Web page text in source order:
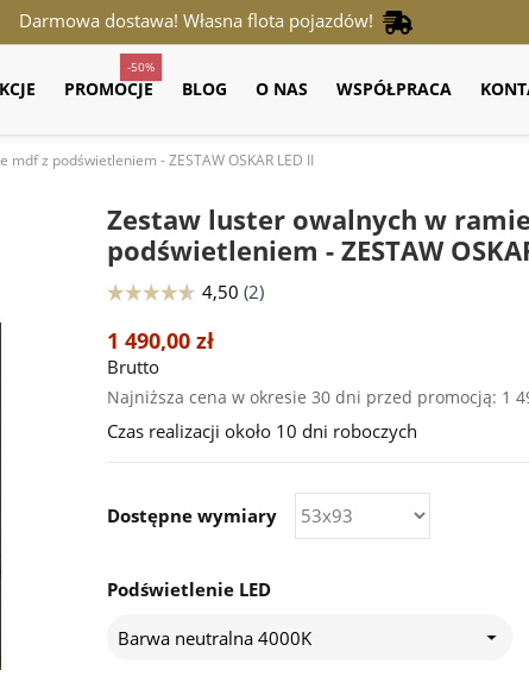
Darmowa dostawa! Własna flota pojazdów!
PROMOCJE
-50%
BLOG O NAS WSPÓŁPRACA
z podświetleniem - ZESTAW OSKAR LED II
Zestaw luster owalnych w
podświetleniem - ZESTAW
1 490,00 zł
Brutto
Najniższa cena w okresie 30 dni przed promocją: 1
Czas realizacji około 10 dni roboczych
Podświetlenie LED
Barwa neutralna 4000K
Dostępne wymiary